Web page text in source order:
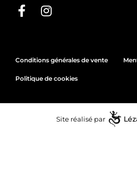
Conditions générales de vente
Politique de cookies
Site réalisé par